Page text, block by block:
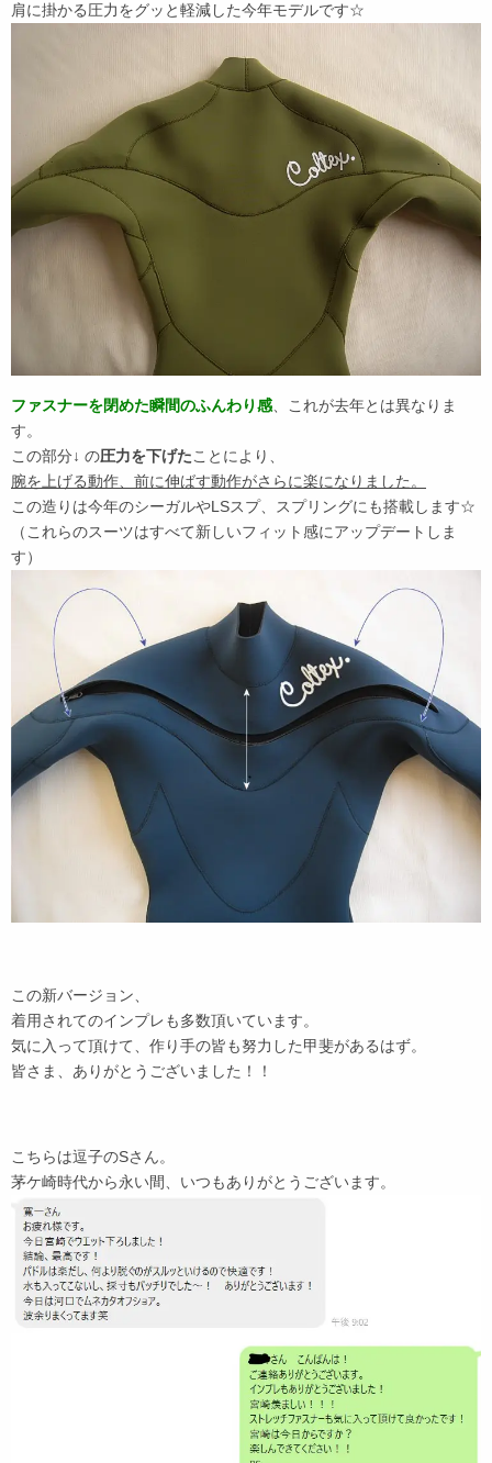
肩に掛かる圧力をグッと軽減した今年モデルです☆
ファスナーを閉めた瞬間のふんわり感、これが去年とは異なりま
す。
この部分↓ の圧力を下げたことにより、
腕を上げる動作、前に伸ばす動作がさらに楽になりました。
この造りは今年のシーガルやLSスプ、スプリングにも搭載します☆
（これらのスーツはすべて新しいフィット感にアップデートしま
す）
この新バージョン、
着用されてのインプレも多数頂いています。
気に入って頂けて、作り手の皆も努力した甲斐があるはず。
皆さま、ありがとうございました！！
こちらは逗子のSさん。
茅ケ崎時代から永い間、いつもありがとうございます。